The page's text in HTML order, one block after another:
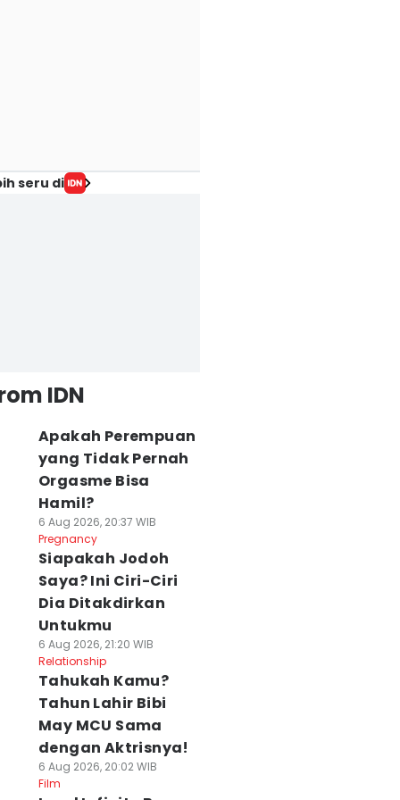
Tempe
seru di
IDN
Apakah Perempuan
yang Tidak Pernah
Orgasme Bisa
Hamil?
6 Aug 2026, 20:37 WIB
Pregnancy
Siapakah Jodoh
Saya? Ini Ciri-Ciri
Dia Ditakdirkan
Untukmu
6 Aug 2026, 21:20 WIB
Relationship
Tahukah Kamu?
Tahun Lahir Bibi
May MCU Sama
dengan Aktrisnya!
6 Aug 2026, 20:02 WIB
Film